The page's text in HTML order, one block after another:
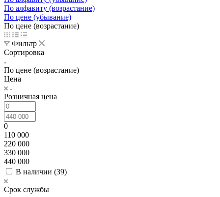
По алфавиту (возрастание)
По цене (убывание)
По цене (возрастание)
Фильтр
Сортировка
По цене (возрастание)
Цена
Розничная цена
0
110 000
220 000
330 000
440 000
В наличии (39)
Срок службы